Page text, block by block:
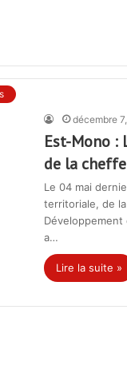
décembre
Est-Mono :
de la
Le 04 mai
territoriale, de
Développement
a…
Lire la suite »